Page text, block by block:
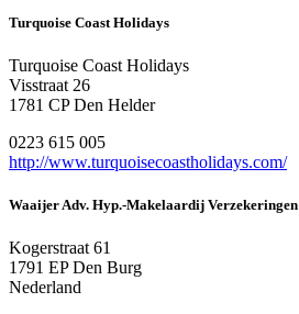
Turquoise Coast Holidays
Turquoise Coast Holidays
Visstraat 26
1781 CP Den Helder
0223 615 005
http://www.turquoisecoastholidays.com/
Waaijer Adv. Hyp.-Makelaardij Verzekeringen
Kogerstraat 61
1791 EP Den Burg
Nederland